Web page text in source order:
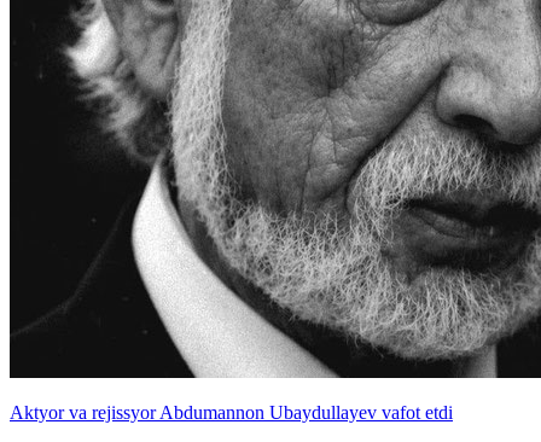
Aktyor va rejissyor Abdumannon Ubaydullayev vafot etdi